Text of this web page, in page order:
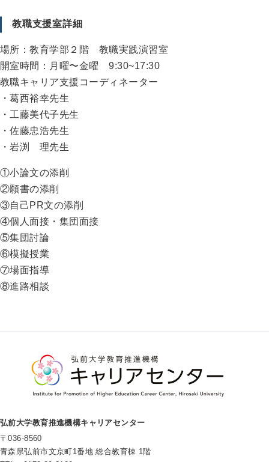
教職支援室詳細
場所：教育学部２階 教職実践演習室
開室時間：月曜〜金曜 9:30~17:30
教職キャリア支援コーディネーター
・葛西裕幸先生
・工藤美代子先生
・佐藤忠浩先生
・岩渕 理先生
①小論文の添削
②願書の添削
③自己PR文の添削
④個人面接・集団面接
⑤集団討論
⑥模擬授業
⑦場面指導
⑧進路相談
弘前大学教育推進機構キャリアセンター
〒036-8560
青森県弘前市文京町1番地 総合教育棟 1階